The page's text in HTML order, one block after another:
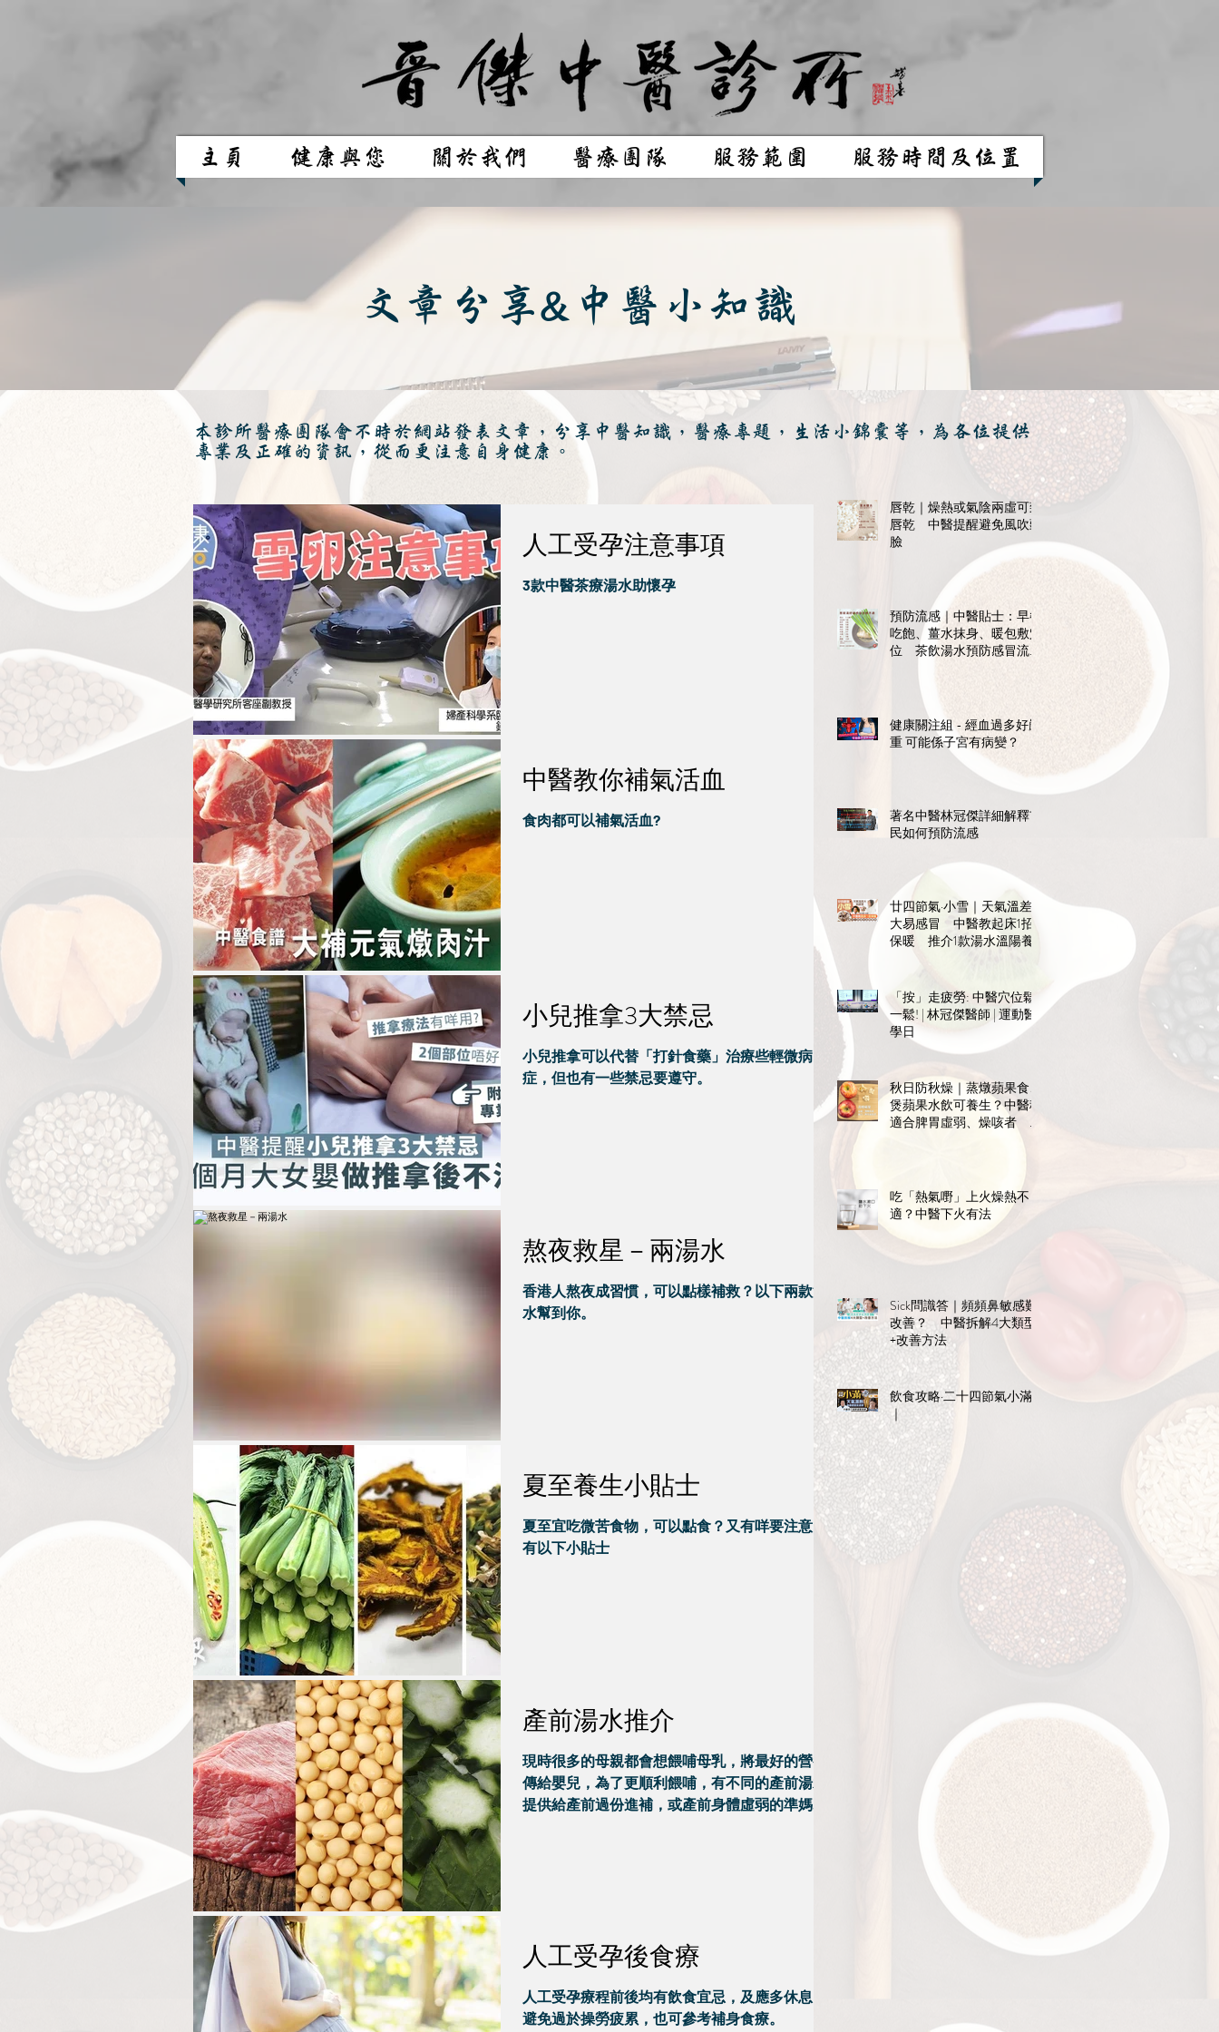
主頁 健康與您 關於我們 醫療團隊 服務範圍 服務時間及位置
文章分享&中醫小知識
本診所醫療團隊會不時於網站發表文章，分享中醫知識，醫療專題，生活小錦囊等，為各位提供
專業及正確的資訊，從而更注意自身健康。
唇乾｜燥熱或氣陰兩虛可致
唇乾 中醫提醒避免風吹頭
臉
預防流感｜中醫貼士：早餐
吃飽、薑水抹身、暖包敷穴
位 茶飲湯水預防感冒流感
健康關注組 - 經血過多好嚴
重 可能係子宮有病變？
著名中醫林冠傑詳細解釋市
民如何預防流感
廿四節氣·小雪｜天氣溫差
大易感冒 中醫教起床1招
保暖 推介1款湯水溫陽養
「按」走疲勞: 中醫穴位鬆
一鬆! | 林冠傑醫師 | 運動醫
學日
秋日防秋燥｜蒸燉蘋果食、
煲蘋果水飲可養生？中醫稱
適合脾胃虛弱、燥咳者 宜
吃「熱氣嘢」上火燥熱不
適？中醫下火有法
Sick問識答｜頻頻鼻敏感難
改善？ 中醫拆解4大類型
+改善方法
飲食攻略·二十四節氣小滿
｜
人工受孕注意事項
3款中醫茶療湯水助懷孕
中醫教你補氣活血
食肉都可以補氣活血?
小兒推拿3大禁忌
小兒推拿可以代替「打針食藥」治療些輕微病
症，但也有一些禁忌要遵守。
熬夜救星－兩湯水
香港人熬夜成習慣，可以點樣補救？以下兩款湯
水幫到你。
夏至養生小貼士
夏至宜吃微苦食物，可以點食？又有咩要注意？
有以下小貼士
產前湯水推介
現時很多的母親都會想餵哺母乳，將最好的營養
傳給嬰兒，為了更順利餵哺，有不同的產前湯水
提供給產前過份進補，或產前身體虛弱的準媽媽
人工受孕後食療
人工受孕療程前後均有飲食宜忌，及應多休息，
避免過於操勞疲累，也可參考補身食療。